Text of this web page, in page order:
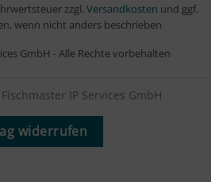
zzgl. Versandkosten und ggf.
wenn nicht anders beschrieben
GmbH - Alle Rechte vorbehalten
IP Services GmbH
widerrufen